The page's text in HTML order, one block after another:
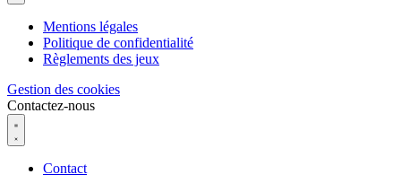
Mentions légales
Politique de confidentialité
Règlements des jeux
Gestion des cookies
Contactez-nous
Contact